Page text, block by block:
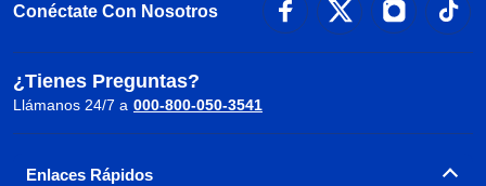
Conéctate Con Nosotros
¿Tienes Preguntas?
Llámanos 24/7 a 000-800-050-3541
Enlaces Rápidos